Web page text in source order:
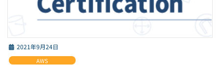
2021年9月24日
AWS